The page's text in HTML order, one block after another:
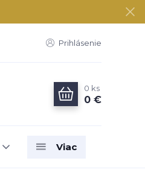
Prihlásenie
0 ks
0 €
Viac